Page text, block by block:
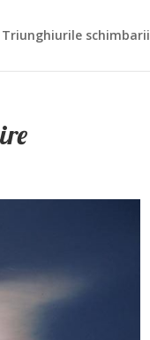
Triunghiurile schimbarii